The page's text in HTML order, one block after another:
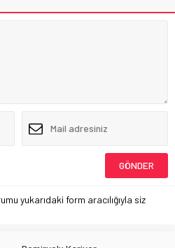
yukarıdaki form aracılığıyla siz